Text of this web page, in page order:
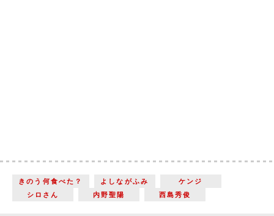
きのう何食べた？ よしながふみ
ケンジ
シロさん
内野聖陽 西島秀俊